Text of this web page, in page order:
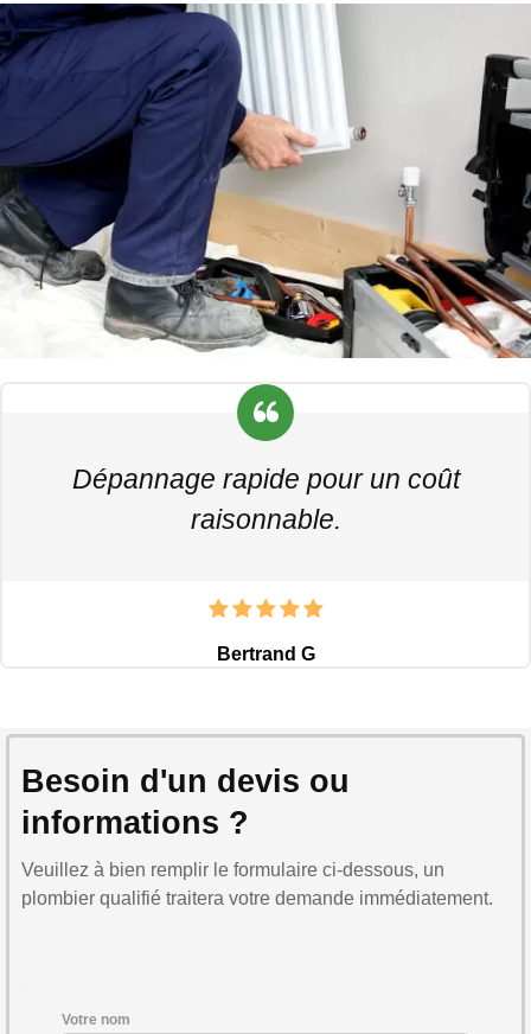
Dépannage rapide pour un coût
raisonnable.
Bertrand G
Besoin d'un devis ou
informations ?
Veuillez à bien remplir le formulaire ci-dessous, un
plombier qualifié traitera votre demande immédiatement.
Votre nom